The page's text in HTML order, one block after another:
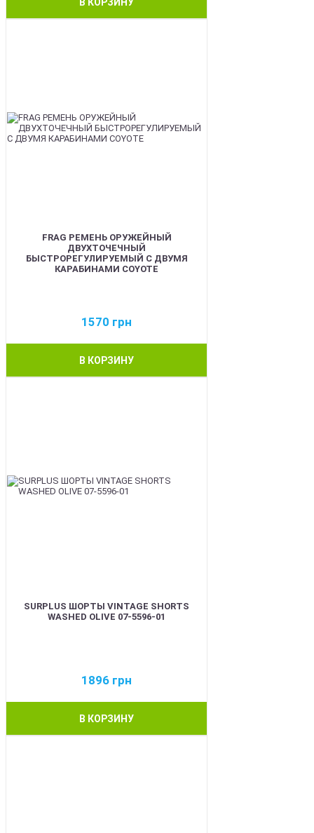
FRAG РЕМЕНЬ ОРУЖЕЙНЫЙ
ДВУХТОЧЕЧНЫЙ
БЫСТРОРЕГУЛИРУЕМЫЙ С ДВУМЯ
КАРАБИНАМИ COYOTE
1570 грн
В КОРЗИНУ
SURPLUS ШОРТЫ VINTAGE SHORTS
WASHED OLIVE 07-5596-01
1896 грн
В КОРЗИНУ